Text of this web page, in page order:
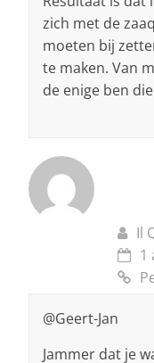
zich met de
moeten bij
te maken. Van
de enige ben
Il
1
@Geert-Jan
Jammer dat je